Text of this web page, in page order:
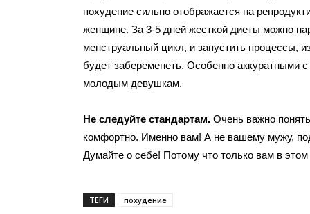
похудение сильно отображается на
женщине. За 3-5 дней жесткой диеты можно
менструальный цикл, и запустить процессы,
будет забеременеть. Особенно аккуратными
молодым девушкам.
Не следуйте стандартам. Очень важно
комфортно. Именно вам! А не вашему мужу,
Думайте о себе! Потому что только вам в
ТЕГИ похудение